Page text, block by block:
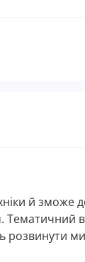
й зможе
Тематичний
розвинути